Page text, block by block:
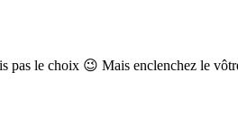
pas le choix 😉 Mais enclenchez le